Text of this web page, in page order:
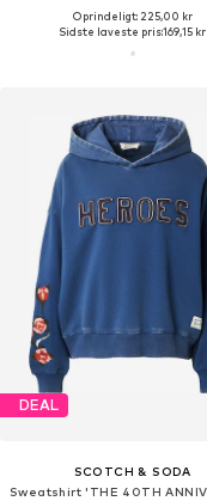
Oprindeligt: 225,00 kr
Sidste laveste pris:169,15 kr
DEAL
SCOTCH & SODA